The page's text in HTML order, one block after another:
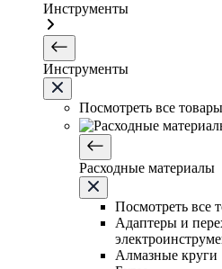
Инструменты
Инструменты
Посмотреть все товары
Расходные материалы
Посмотреть все
Адаптеры и
Алмазные круги